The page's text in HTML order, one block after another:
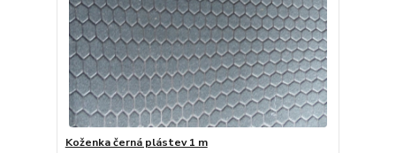
Koženka černá plástev 1 m